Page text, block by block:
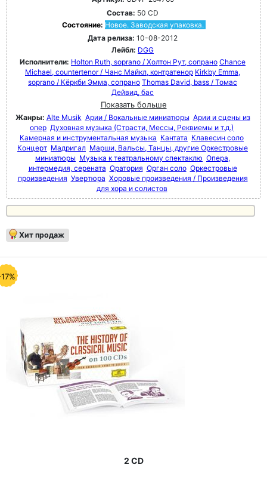
Состав: 50 CD
Состояние: Новое. Заводская упаковка.
Дата релиза: 10-08-2012
Лейбл: DGG
Исполнители: Holton Ruth, soprano / Холтон Рут, сопрано Chance
Michael, countertenor / Чанс Майкл, контратенор Kirkby Emma,
soprano / Кёркби Эмма, сопрано Thomas David, bass / Томас
Дейвид, бас
Показать больше
Жанры: Alte Musik Арии / Вокальные миниатюры Арии и сцены из
опер Духовная музыка (Страсти, Мессы, Реквиемы и т.д.)
Камерная и инструментальная музыка Кантата Клавесин соло
Концерт Мадригал Марши, Вальсы, Танцы, другие Оркестровые
миниатюры Музыка к театральному спектаклю Опера,
интермедия, серената Оратория Орган соло Оркестровые
произведения Увертюра Хоровые произведения / Произведения
для хора и солистов
Хит продаж
2 CD